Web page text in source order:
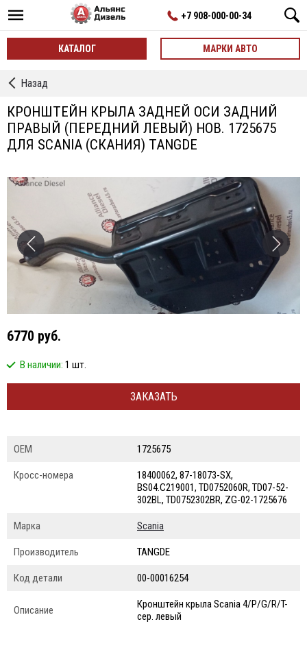
+7 908-000-00-34
КАТАЛОГ МАРКИ АВТО
←Назад
КРОНШТЕЙН КРЫЛА ЗАДНЕЙ ОСИ ЗАДНИЙ
ПРАВЫЙ (ПЕРЕДНИЙ ЛЕВЫЙ) НОВ. 1725675
ДЛЯ SCANIA (СКАНИЯ) TANGDE
6770 руб.
В наличии: 1 шт.
ЗАКАЗАТЬ
ОЕМ 1725675
Кросс-номера
18400062, 87-18073-SX,
BS04.C219001, TD0752060R, TD07-52-
302BL, TD0752302BR, ZG-02-1725676
Марка Scania
Производитель TANGDE
Код детали 00-00016254
Описание
Кронштейн крыла Scania 4/P/G/R/T-
сер. левый